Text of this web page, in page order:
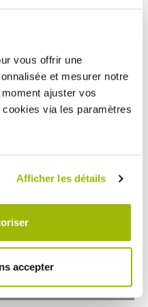
vous offrir une
et mesurer notre
ajuster vos
via les paramètres
Afficher les détails
accepter
ONDISEVE
pour les rampes goutte à goutte